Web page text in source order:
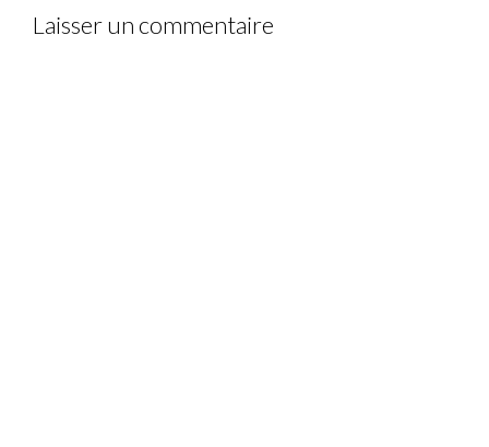
Laisser un commentaire